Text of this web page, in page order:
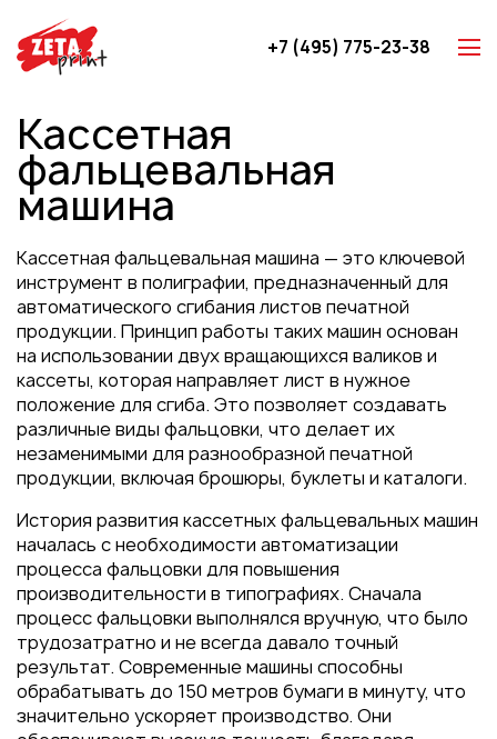
Брошюры
Буклеты
Листовки
Книги
Папки
Календари
Упаковка
Блокноты с логотипом
Конверты
Журналы
Полиграфия для выставок
под ключ
Полиграфия к выборам 2026
+7 (495) 775-23-38
Кассетная
фальцевальная
машина
Кассетная фальцевальная машина — это ключевой
инструмент в полиграфии, предназначенный для
автоматического сгибания листов печатной
продукции. Принцип работы таких машин основан
на использовании двух вращающихся валиков и
кассеты, которая направляет лист в нужное
положение для сгиба. Это позволяет создавать
различные виды фальцовки, что делает их
незаменимыми для разнообразной печатной
продукции, включая брошюры, буклеты и каталоги.
История развития кассетных фальцевальных машин
началась с необходимости автоматизации
процесса фальцовки для повышения
производительности в типографиях. Сначала
процесс фальцовки выполнялся вручную, что было
трудозатратно и не всегда давало точный
результат. Современные машины способны
обрабатывать до 150 метров бумаги в минуту, что
значительно ускоряет производство. Они